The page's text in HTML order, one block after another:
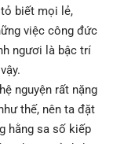
biết mọi lẻ,
việc công đức
ngươi là bậc trí
nguyện rất nặng
thế, nên ta đặt
hằng sa số kiếp